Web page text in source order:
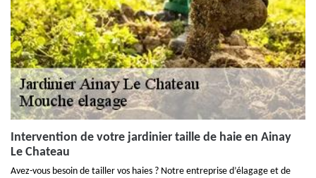
Intervention de votre jardinier taille de haie en Ainay
Le Chateau
Avez-vous besoin de tailler vos haies ? Notre entreprise d’élagage et de